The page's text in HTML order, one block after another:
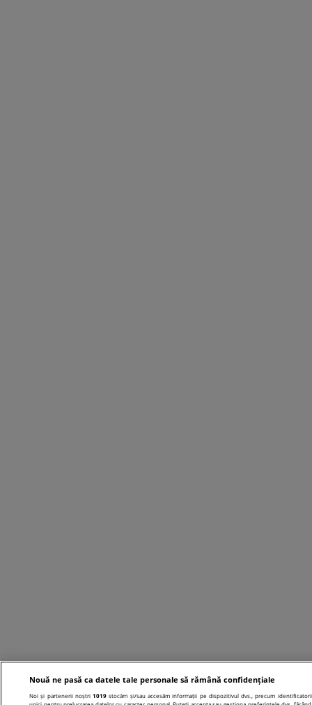
Nouă ne pasă ca datele tale personale să rămână confidențiale
Noi și partenerii noștri1019 stocăm și/sau accesăm informații pe dispozitivul dvs., precum